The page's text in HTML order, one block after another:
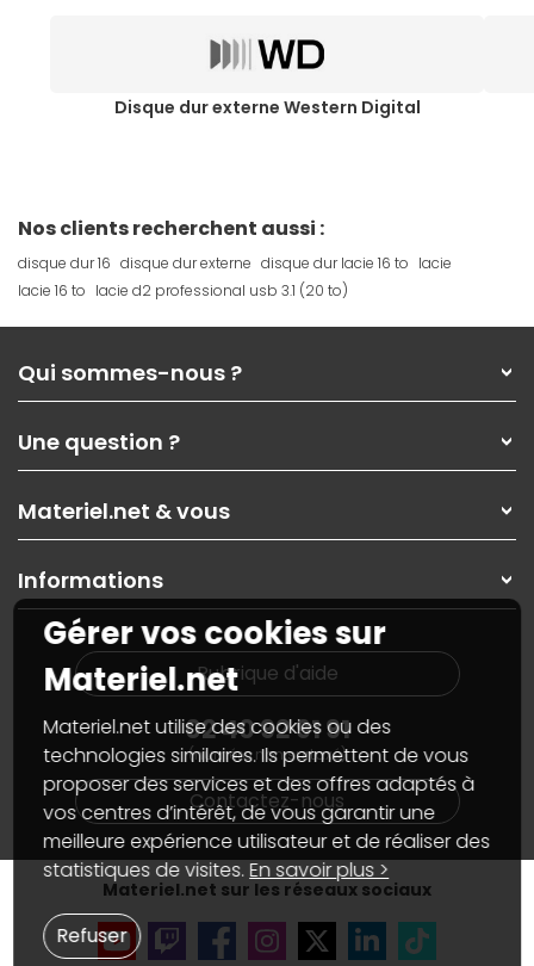
Disque dur externe Western Digital
Nos clients recherchent aussi :
disque dur 16 disque dur externe disque dur lacie 16 to lacie
lacie 16 to lacie d2 professional usb 3.1 (20 to)
Qui sommes-nous ?
Nos services
Les magasins Materiel.net
Nos solutions pour les pros
Contactez-nous
Une question ?
Paiement, livraison
Garanties,Pack Zen
SAV, demander un retour
Informations
Guides d'achats et tutoriels
Materiel.net & vous
On rachète votre carte graphique
PC sur mesure : Votre RDV personnalisé
Notre démarche écologique
Materiel.net recrute
Notre programme d'affiliation
Partenariat & Sponsoring
Informations
Plan du site
Nos marques
Conditions générales de vente
Informations légales
Données personnellesetcookies
Gérer vos cookies
Accessibilité : non conforme
Rubrique d'aide
02 40 92 91 91
(numéro non surtaxé)
Contactez-nous
Materiel.net sur les réseaux sociaux
Gérer vos cookies sur
Materiel.net
Materiel.net utilise des cookies ou des
technologies similaires. Ils permettent de vous
proposer des services et des offres adaptés à
vos centres d’intérêt, de vous garantir une
meilleure expérience utilisateur et de réaliser des
statistiques de visites.En savoir plus >
Refuser